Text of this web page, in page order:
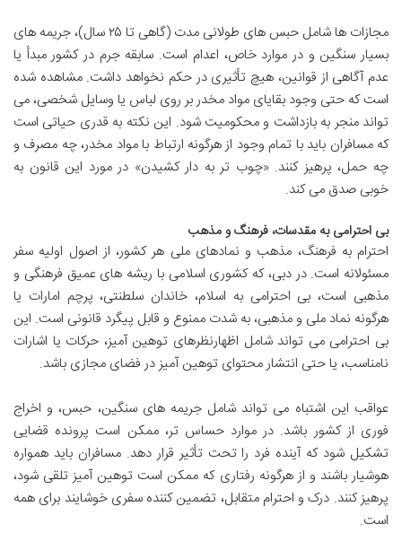
مجازات ها شامل حبس های طولانی مدت (گاهی تا ۲۵ سال)، جریمه های
بسیار سنگین و در موارد خاص، اعدام است. سابقه جرم در کشور مبدأ یا
عدم آگاهی از قوانین، هیچ تأثیری در حکم نخواهد داشت. مشاهده شده
است که حتی وجود بقایای مواد مخدر بر روی لباس یا وسایل شخصی، می
تواند منجر به بازداشت و محکومیت شود. این نکته به قدری حیاتی است
که مسافران باید با تمام وجود از هرگونه ارتباط با مواد مخدر، چه مصرف و
چه حمل، پرهیز کنند. «چوب تر به دار کشیدن» در مورد این قانون به
خوبی صدق می کند.
بی احترامی به مقدسات، فرهنگ و مذهب
احترام به فرهنگ، مذهب و نمادهای ملی هر کشور، از اصول اولیه سفر
مسئولانه است. در دبی، که کشوری اسلامی با ریشه های عمیق فرهنگی و
مذهبی است، بی احترامی به اسلام، خاندان سلطنتی، پرچم امارات یا
هرگونه نماد ملی و مذهبی، به شدت ممنوع و قابل پیگرد قانونی است. این
بی احترامی می تواند شامل اظهارنظرهای توهین آمیز، حرکات یا اشارات
نامناسب، یا حتی انتشار محتوای توهین آمیز در فضای مجازی باشد.
عواقب این اشتباه می تواند شامل جریمه های سنگین، حبس، و اخراج
فوری از کشور باشد. در موارد حساس تر، ممکن است پرونده قضایی
تشکیل شود که آینده فرد را تحت تأثیر قرار دهد. مسافران باید همواره
هوشیار باشند و از هرگونه رفتاری که ممکن است توهین آمیز تلقی شود،
پرهیز کنند. درک و احترام متقابل، تضمین کننده سفری خوشایند برای همه
است.